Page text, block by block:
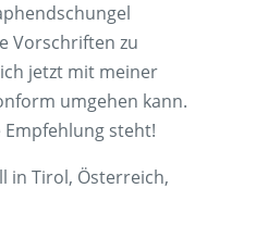
Vorschriften zu
jetzt mit meiner
umgehen kann.
steht!
in Tirol, Österreich,